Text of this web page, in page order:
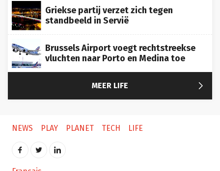
Griekse partij verzet zich tegen
standbeeld in Servië
Brussels Airport voegt rechtstreekse
vluchten naar Porto en Medina toe
MEER LIFE 
NEWS PLAY PLANET TECH LIFE
Français